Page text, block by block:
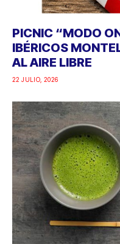
PICNIC “MODO
IBÉRICOS
AL AIRE LIBRE
22 JULIO, 2026